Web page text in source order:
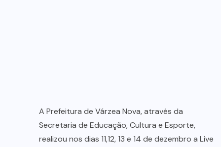
A Prefeitura de Várzea Nova, através da
Secretaria de Educação, Cultura e Esporte,
realizou nos dias 11,12, 13 e 14 de dezembro a Live